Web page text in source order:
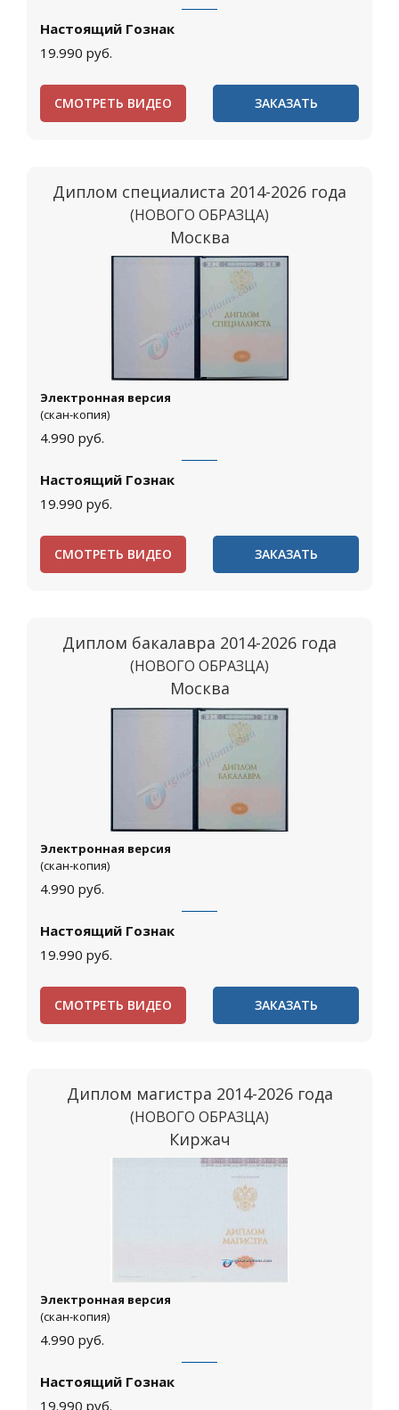
Настоящий Гознак
19.990 руб.
СМОТРЕТЬ ВИДЕО ЗАКАЗАТЬ
Диплом специалиста 2014-2026 года
(НОВОГО ОБРАЗЦА)
Москва
Электронная версия
(скан-копия)
4.990 руб.
Настоящий Гознак
19.990 руб.
СМОТРЕТЬ ВИДЕО ЗАКАЗАТЬ
Диплом бакалавра 2014-2026 года
(НОВОГО ОБРАЗЦА)
Москва
Электронная версия
(скан-копия)
4.990 руб.
Настоящий Гознак
19.990 руб.
СМОТРЕТЬ ВИДЕО ЗАКАЗАТЬ
Диплом магистра 2014-2026 года
(НОВОГО ОБРАЗЦА)
Киржач
Электронная версия
(скан-копия)
4.990 руб.
Настоящий Гознак
19.990 руб.